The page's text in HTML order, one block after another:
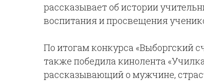
рассказывает об истории
воспитания и просвещения
По итогам конкурса «Выборгский
также победила кинолента
рассказывающий о мужчине,